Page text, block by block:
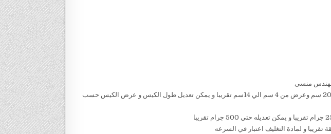
حجم الكيس طول الكيس من 5 سم الي 20 سم وعرض من 4 سم الي 14سم تقريبا و يمكن تعديل طول الكيس و عرض الكيس حسب